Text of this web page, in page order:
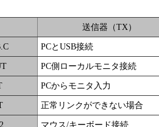
送信器（TX）
PCとUSB接続
PC側ローカルモニタ接続
PCからモニタ入力
正常リンクができない場合
マウス/キーボード接続